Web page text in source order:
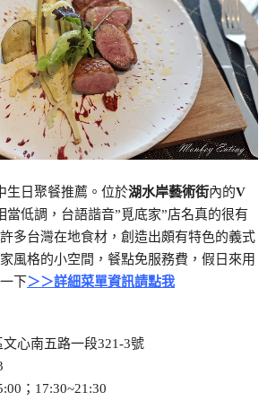
生日聚餐推薦。位於湖水岸藝術街內的V
當低調，台語諧音”覓底家”店名真的很有
多台灣在地食材，創造出頗有特色的義式
風格的小空間，餐點免服務費，假日來用
下＞＞詳細菜單資訊請點我
心南五路一段321-3號
；17:30~21:30